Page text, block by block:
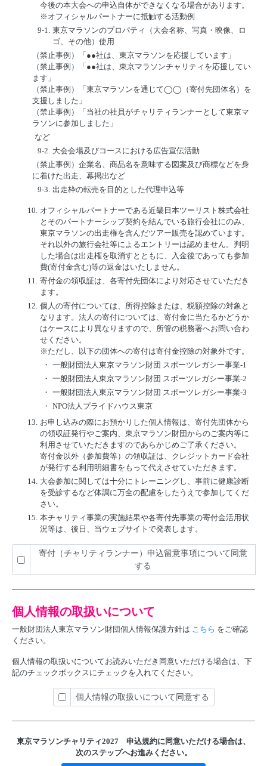
今後の本大会への申込自体ができなくなる場合があります。
※オフィシャルパートナーに抵触する活動例
9-1. 東京マラソンのプロパティ（大会名称、写真・映像、ロ
ゴ、その他）使用
（禁止事例）「●●社は、東京マラソンを応援しています」
（禁止事例）「●●社は、東京マラソンチャリティを応援してい
ます」
（禁止事例）「東京マラソンを通じて◯◯（寄付先団体名）を
支援しました」
（禁止事例）「当社の社員がチャリティランナーとして東京マ
ラソンに参加しました」
など
9-2. 大会会場及びコースにおける広告宣伝活動
（禁止事例）企業名、商品名を意味する図案及び商標などを身
に着けた出走、幕掲出など
9-3. 出走枠の転売を目的とした代理申込等
10. オフィシャルパートナーである近畿日本ツーリスト株式会社
とそのパートナーシップ契約を結んでいる旅行会社にのみ、
東京マラソンの出走権を含んだツアー販売を認めています。
それ以外の旅行会社等によるエントリーは認めません。判明
した場合は出走権を取消すとともに、入金後であっても参加
費(寄付金含む)等の返金はいたしません。
11. 寄付金の領収証は、各寄付先団体により対応させていただき
ます。
12. 個人の寄付については、所得控除または、税額控除の対象と
なります。法人の寄付については、寄付金に当たるかどうか
はケースにより異なりますので、所管の税務署へお問い合わ
せください。
※ただし、以下の団体への寄付は寄付金控除の対象外です。
・ 一般財団法人東京マラソン財団 スポーツレガシー事業-1
・ 一般財団法人東京マラソン財団 スポーツレガシー事業-2
・ 一般財団法人東京マラソン財団 スポーツレガシー事業-3
・ NPO法人プライドハウス東京
13. お申し込みの際にお預かりした個人情報は、寄付先団体から
の領収証発行やご案内、東京マラソン財団からのご案内等に
利用させていただきますのであらかじめご了承ください。
寄付金以外（参加費等）の領収証は、クレジットカード会社
が発行する利用明細書をもって代えさせていただきます。
14. 大会参加に関しては十分にトレーニングし、事前に健康診断
を受診するなど体調に万全の配慮をしたうえで参加してくだ
さい。
15. 本チャリティ事業の実施結果や各寄付先事業の寄付金活用状
況等は、後日、当ウェブサイトで発表します。
寄付（チャリティランナー）申込留意事項について同意
する
個人情報の取扱いについて
一般財団法人東京マラソン財団個人情報保護方針は こちら をご確認
ください。
個人情報の取扱いについてお読みいただき同意いただける場合は、下
記のチェックボックスにチェックを入れてください。
個人情報の取扱いについて同意する
東京マラソンチャリティ2027 申込規約に同意いただける場合は、
次のステップへお進みください。